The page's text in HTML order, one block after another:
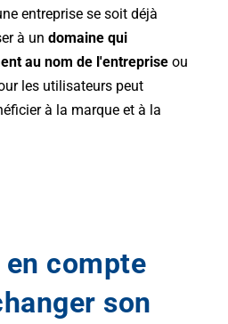
entreprise se soit déjà
à un domaine qui
au nom de l'entreprise ou
les utilisateurs peut
à la marque et à la
compte
son